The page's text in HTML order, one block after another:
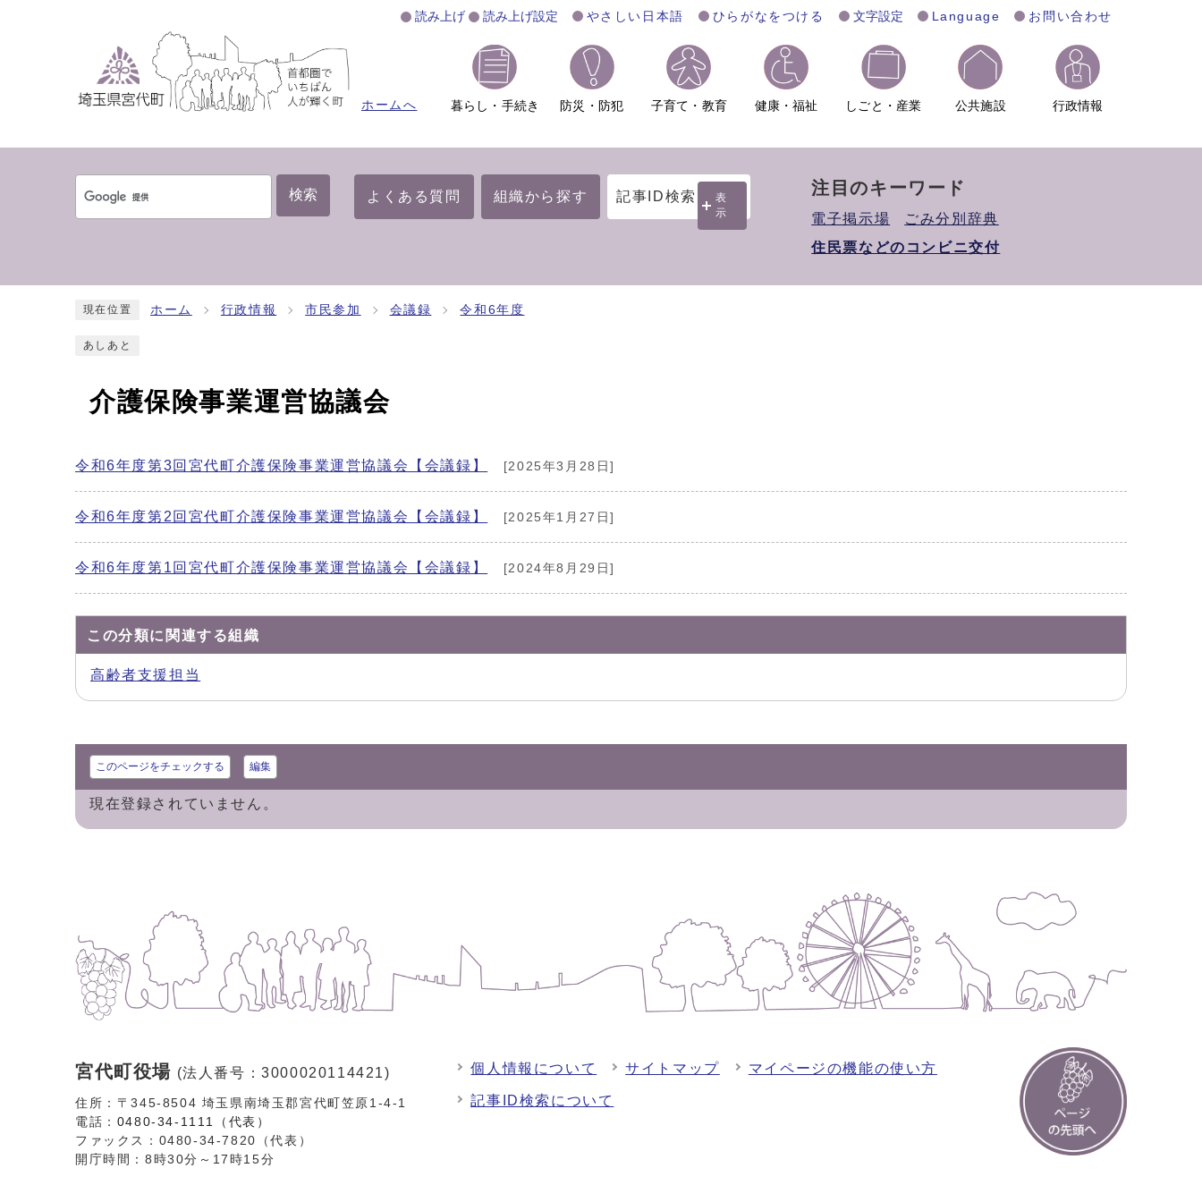
読み上げ 読み上げ設定 やさしい日本語 ひらがなをつける 文字設定 Language お問い合わせ
ホームへ 暮らし・手続き 防災・防犯 子育て・教育 健康・福祉 しごと・産業 公共施設 行政情報
検索 よくある質問 組織から探す 記事ID検索
表
示
注目のキーワード
電子掲示場
ごみ分別辞典
住民票などのコンビニ交付
現在位置 ホーム 行政情報 市民参加 会議録 令和6年度
あしあと
介護保険事業運営協議会
令和6年度第3回宮代町介護保険事業運営協議会【会議録】 [2025年3月28日]
令和6年度第2回宮代町介護保険事業運営協議会【会議録】 [2025年1月27日]
令和6年度第1回宮代町介護保険事業運営協議会【会議録】 [2024年8月29日]
この分類に関連する組織
高齢者支援担当
このページをチェックする 編集
現在登録されていません。
宮代町役場 (法人番号：3000020114421)
住所：〒345-8504 埼玉県南埼玉郡宮代町笠原1-4-1
電話： 0480-34-1111（代表）
ファックス：0480-34-7820（代表）
開庁時間：8時30分～17時15分
個人情報について サイトマップ マイページの機能の使い方
記事ID検索について